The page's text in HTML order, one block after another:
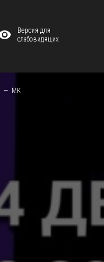
Версия для
слабовидящих
МК